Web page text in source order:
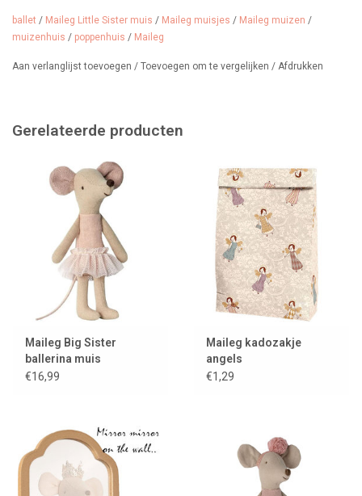
Adviesleeftijd: 3 jaar
Laatste exemplaar
ballet / Maileg Little Sister muis / Maileg muisjes / Maileg muizen /
muizenhuis / poppenhuis / Maileg
Aan verlanglijst toevoegen / Toevoegen om te vergelijken / Afdrukken
Gerelateerde producten
Maileg Big Sister
ballerina muis
€16,99
Maileg kadozakje
angels
€1,29